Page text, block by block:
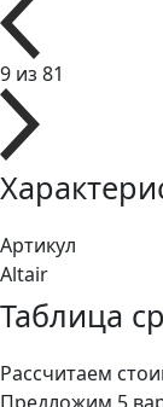
9 из 81
Артикул
Altair
Таблица
Рассчитаем